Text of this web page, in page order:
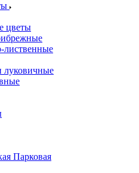
цветы
лиственные
луковичные
Парковая